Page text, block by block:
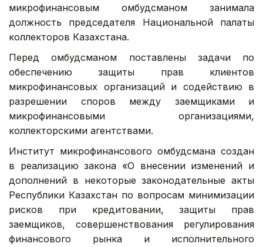
микрофинансовым омбудсманом занимала
должность председателя Национальной палаты
коллекторов Казахстана.
Перед омбудсманом поставлены задачи по
обеспечению защиты прав клиентов
микрофинансовых организаций и содействию в
разрешении споров между заемщиками и
микрофинансовыми организациями,
коллекторскими агентствами.
Институт микрофинансового омбудсмана создан
в реализацию закона «О внесении изменений и
дополнений в некоторые законодательные акты
Республики Казахстан по вопросам минимизации
рисков при кредитовании, защиты прав
заемщиков, совершенствования регулирования
финансового рынка и исполнительного